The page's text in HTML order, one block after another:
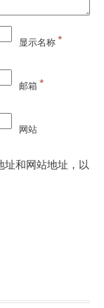
显示名称*
邮箱*
网站
址和网站地址，以